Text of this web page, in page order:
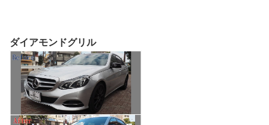
ダイアモンドグリル